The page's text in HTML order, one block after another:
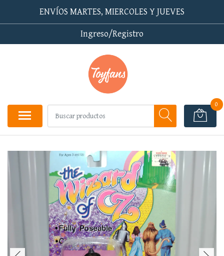
ENVÍOS MARTES, MIERCOLES Y JUEVES
Ingreso/Registro
0